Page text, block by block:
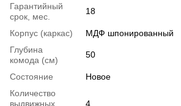
Гарантийный
срок, мес.
18
Корпус (каркас)
МДФ шпонированный
Глубина
комода (см)
50
Состояние
Новое
Количество
выдвижных
4